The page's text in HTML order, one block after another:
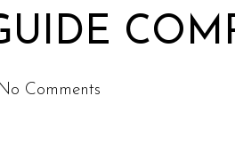
No Comments